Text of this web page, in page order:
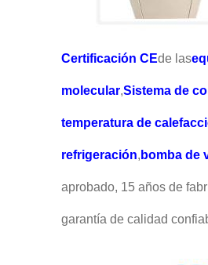
Certificación CEde las
molecular,Sistema de
temperatura de
refrigeración, bomba de
aprobado, 15 años de
garantía de calidad